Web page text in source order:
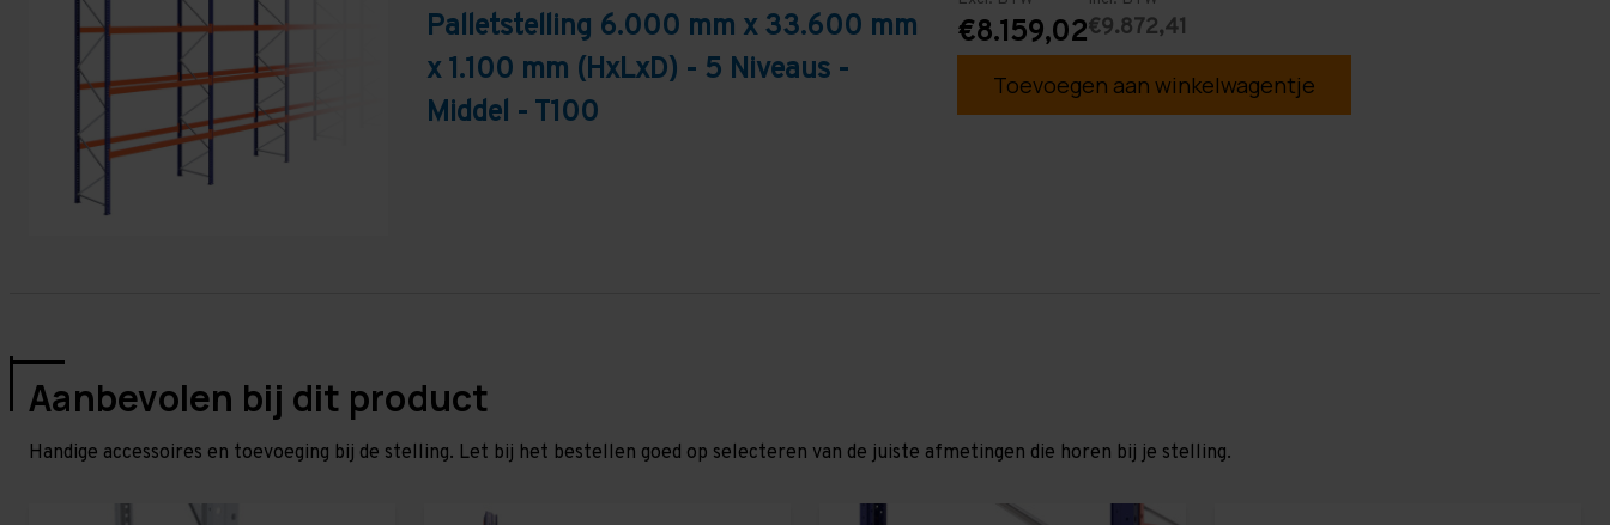
Palletstelling 6.000 mm x 33.600 mm
x 1.100 mm (HxLxD) - 5 Niveaus -
Middel - T100
€8.159,02€9.872,41
Toevoegen aan winkelwagentje
Aanbevolen bij dit product
Handige accessoires en toevoeging bij de stelling. Let bij het bestellen goed op selecteren van de juiste afmetingen die horen bij je stelling.